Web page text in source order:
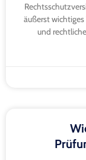
äußerst
und